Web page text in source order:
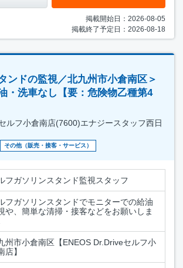
掲載開始日：2026-08-05
掲載終了予定日：2026-08-18
ンドの監視／北九州市小倉南区＞
・洗車なし【要：危険物乙種第4
ルフ小倉南店(7600)エナジースタッフ西日
その他（販売・接客・サービス）
フガソリンスタンド監視スタッフ
フガソリンスタンドでモニターでの給油
や、簡単な清掃・接客などをお願いしま
州市小倉南区【ENEOS Dr.Driveセルフ小
店】